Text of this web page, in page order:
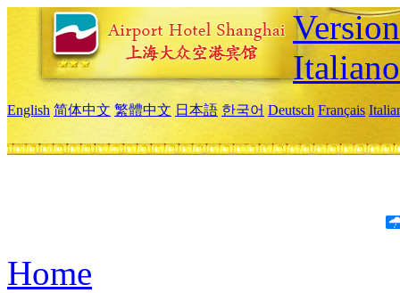
Italiano
English 简体中文 繁體中文 日本語 한국어 Deutsch Français
Home